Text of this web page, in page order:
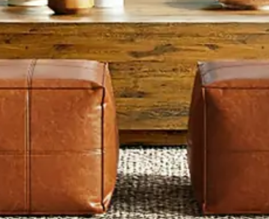
Artisans vérifiés
Devis clair
Interlocuteur unique
Cuisine à Salon-de-Provence :